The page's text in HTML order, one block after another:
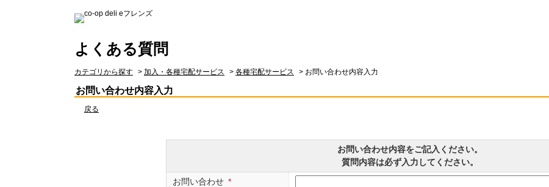
よくある質問
カテゴリから探す > 加入・各種宅配サービス > 各種宅配サービス > お問い合わせ内容入力
お問い合わせ内容入力
戻る
お問い合わせ内容をご記入ください。
質問内容は必ず入力してください。
お問い合わせ *